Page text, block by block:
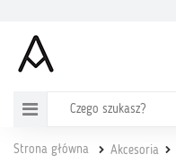
Strona główna Akcesoria